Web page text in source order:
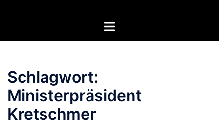
Menü
Schlagwort:
Ministerpräsident
Kretschmer